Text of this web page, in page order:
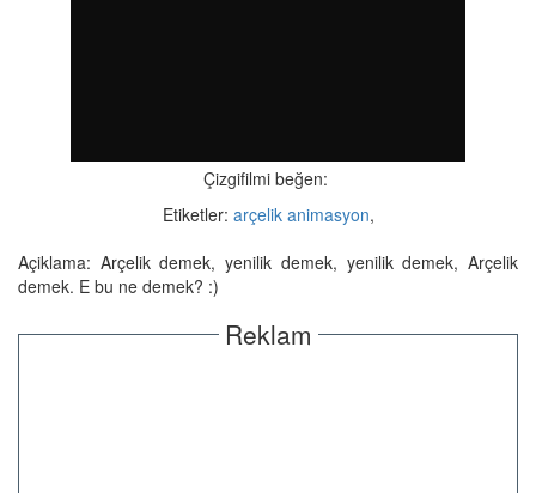
Çizgifilmi beğen:
Etiketler: arçelik animasyon,
Açiklama: Arçelik demek, yenilik demek, yenilik demek, Arçelik
demek. E bu ne demek? :)
Reklam